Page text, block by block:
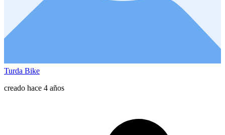
Turda Bike
creado hace 4 años